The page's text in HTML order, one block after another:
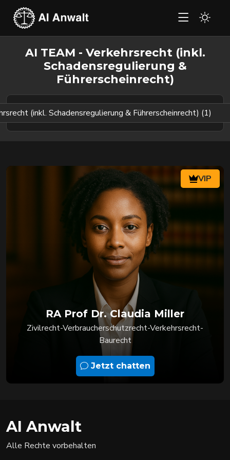
AI TEAM - Verkehrsrecht (inkl.
Schadensregulierung &
Führerscheinrecht)
VIP
RA Prof Dr. Claudia Miller
Zivilrecht-Verbraucherschutzrecht-Verkehrsrecht-
Baurecht
Jetzt chatten
AI Anwalt
Alle Rechte vorbehalten